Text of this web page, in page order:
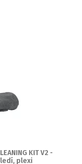
KIT V2 -
plexi